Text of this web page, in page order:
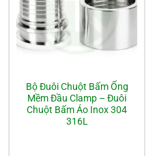
Bộ Đuôi Chuột Bấm Ống
Mềm Đầu Clamp – Đuôi
Chuột Bấm Áo Inox 304
316L